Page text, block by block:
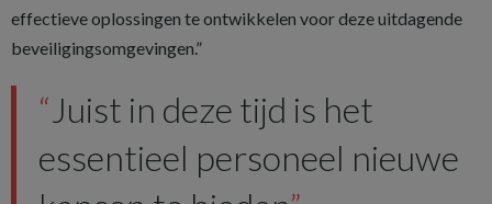
effectieve oplossingen te ontwikkelen voor deze uitdagende
beveiligingsomgevingen.”
Juist in deze tijd is het
essentieel personeel nieuwe